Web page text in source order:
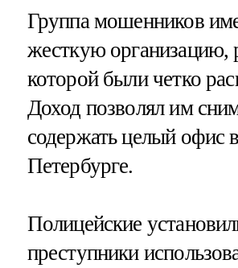
Группа мошенников
жесткую организацию,
которой были четко
Доход позволял им
содержать целый офис
Петербурге.
Полицейские
преступники